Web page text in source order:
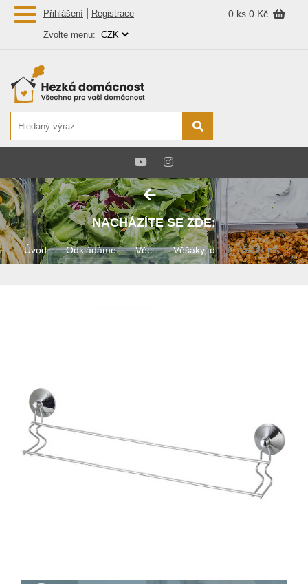
Přihlášení Registrace 0 ks 0 Kč
Zvolte menu:
NACHÁZÍTE SE ZDE:
Úvod Odkládáme Věci Věšáky, d... Věšák ner...